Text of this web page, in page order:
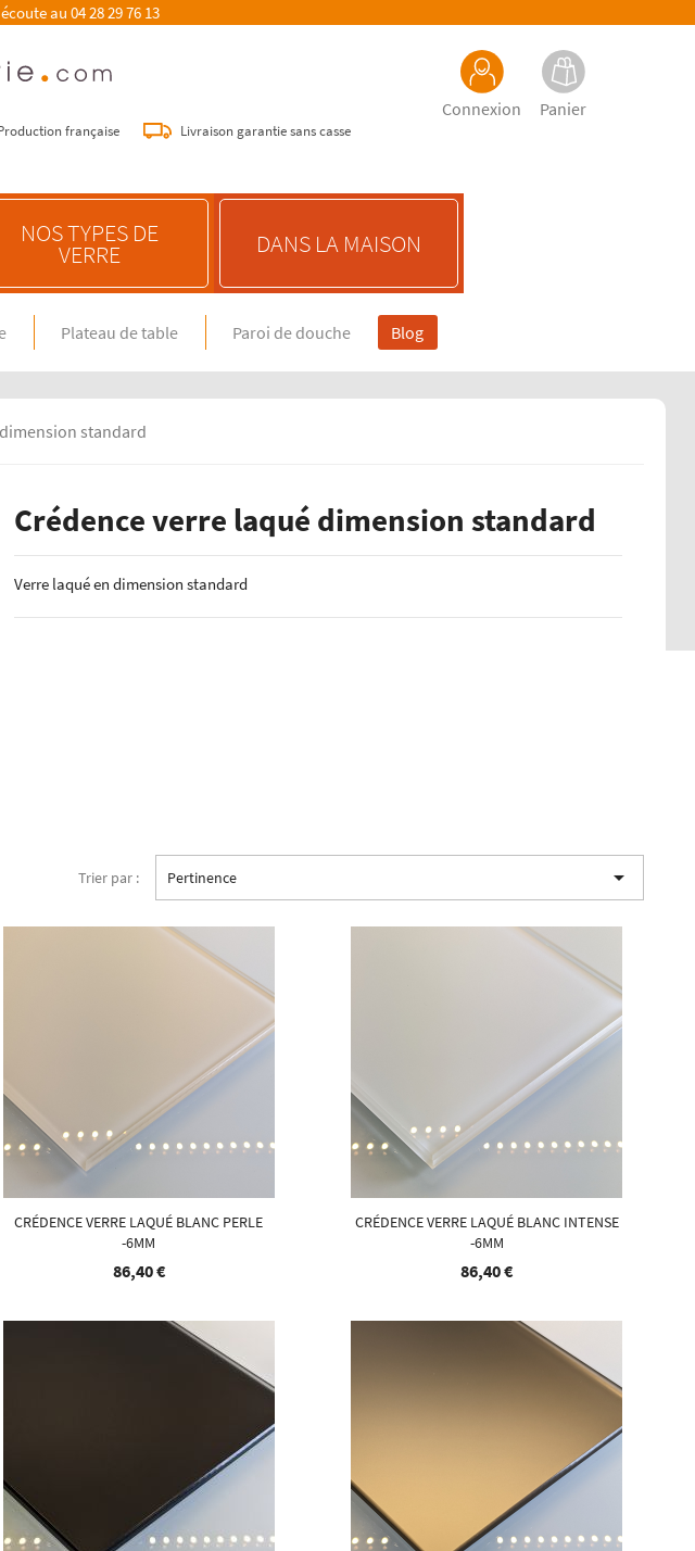
au 04 28 29 76 13
Connexion Panier
française Livraison garantie sans casse
crédence de cuisine
une crédence de cuisine
crédence de cuisine
de verre emaillé et trempé
NOS TYPES DE
VERRE DANS LA MAISON
Plateau de table Paroi de douche Blog
standard
Crédence verre laqué dimension standard
Verre laqué en dimension standard
Trier par : Pertinence 
CRÉDENCE VERRE LAQUÉ BLANC PERLE
-6MM
86,40 €
CRÉDENCE VERRE LAQUÉ BLANC INTENSE
-6MM
86,40 €